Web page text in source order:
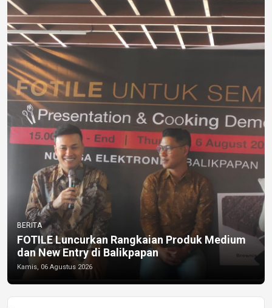
BERITA
FOTILE Luncurkan Rangkaian Produk Medium
dan New Entry di Balikpapan
Kamis, 06 Agustus 2026